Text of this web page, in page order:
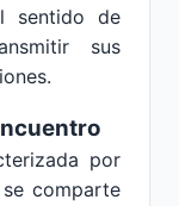
sentido de
sus
por
comparte